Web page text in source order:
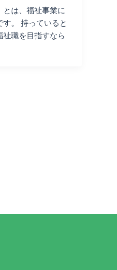
とは、福祉事業に
。 持っていると
職を目指すなら